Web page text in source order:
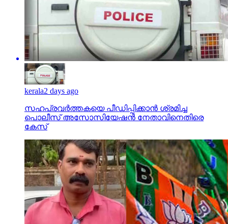
kerala2 days ago
സഹപ്രവര്‍ത്തകയെ പീഡിപ്പിക്കാന്‍ ശ്രമിച്ച
പൊലീസ് അസോസിയേഷന്‍ നേതാവിനെതിരെ
കേസ്